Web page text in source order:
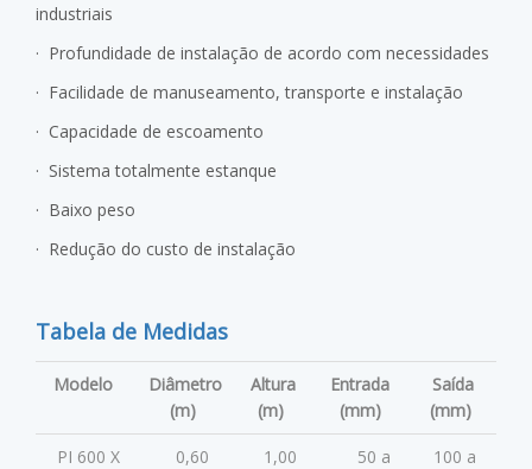
industriais
· Profundidade de instalação de acordo com necessidades
· Facilidade de manuseamento, transporte e instalação
· Capacidade de escoamento
· Sistema totalmente estanque
· Baixo peso
· Redução do custo de instalação
Tabela de Medidas
Modelo
Diâmetro
(m)
Altura
(m)
Entrada
(mm)
Saída
(mm)
PI 600 X
0,60 1,00
50 a
100 a